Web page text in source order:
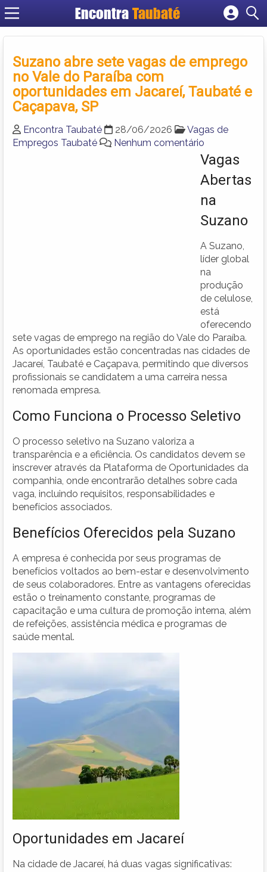
EncontraTaubaté
Cadastrar empresa
Criar conta
Suzano abre sete vagas de emprego
no Vale do Paraíba com
oportunidades em Jacareí, Taubaté e
Caçapava, SP
Encontra Taubaté 28/06/2026
Vagas de
Empregos Taubaté
Nenhum comentário
Vagas
Abertas
na
Suzano
A Suzano,
líder global
na
produção
de celulose,
está
oferecendo
sete vagas de emprego na região do Vale do Paraíba.
As oportunidades estão concentradas nas cidades de
Jacareí, Taubaté e Caçapava, permitindo que diversos
profissionais se candidatem a uma carreira nessa
renomada empresa.
Como Funciona o Processo Seletivo
O processo seletivo na Suzano valoriza a
transparência e a eficiência. Os candidatos devem se
inscrever através da Plataforma de Oportunidades da
companhia, onde encontrarão detalhes sobre cada
vaga, incluindo requisitos, responsabilidades e
benefícios associados.
Benefícios Oferecidos pela Suzano
A empresa é conhecida por seus programas de
benefícios voltados ao bem-estar e desenvolvimento
de seus colaboradores. Entre as vantagens oferecidas
estão o treinamento constante, programas de
capacitação e uma cultura de promoção interna, além
de refeições, assistência médica e programas de
saúde mental.
Oportunidades em Jacareí
Na cidade de Jacareí, há duas vagas significativas: